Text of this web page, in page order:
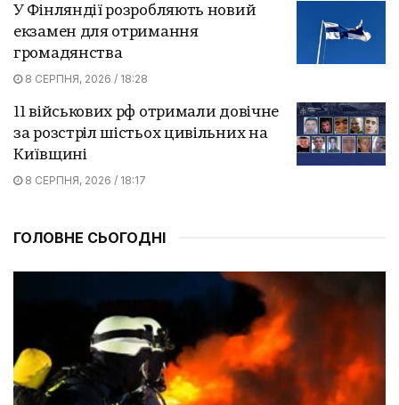
У Фінляндії розробляють новий
екзамен для отримання
громадянства
8 СЕРПНЯ, 2026 / 18:28
11 військових рф отримали довічне
за розстріл шістьох цивільних на
Київщині
8 СЕРПНЯ, 2026 / 18:17
ГОЛОВНЕ СЬОГОДНІ